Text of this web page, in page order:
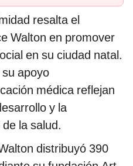
resalta el
Walton en promover
en su ciudad natal.
apoyo
médica reflejan
y la
la salud.
distribuyó 390